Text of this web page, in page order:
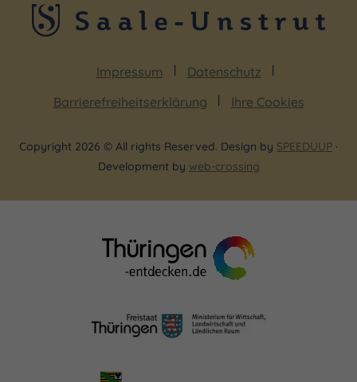
ENSEMBLES
Merseburger Hofmusik (auf Instrumenten
Collegium Vocale Leipzig
Impressum
Datenschutz
Barrierefreiheitserklärung
Ihre Cookies
Copyright 2026 © All rights Reserved. Design by SPEEDUUP ·
Development by web-crossing